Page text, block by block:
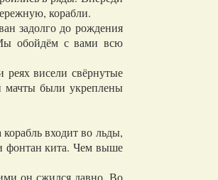
корабли.
задолго до рождения
обойдём с вами всю
висели свёрнутые
мачты были укреплены
входит во льды,
фонтан кита. Чем выше
он сжился давно. Во